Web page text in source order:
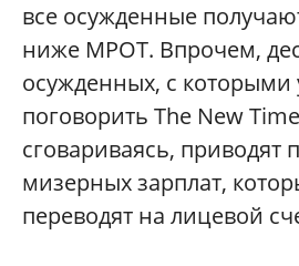
все осужденные
ниже МРОТ. Впрочем,
осужденных, с которыми
поговорить The New
сговариваясь, приводят
мизерных зарплат,
переводят на лицевой